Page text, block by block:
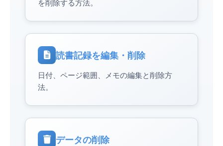
を削除する方法。
読書記録を編集・削除
日付、ページ範囲、メモの編集と削除方
法。
データの削除